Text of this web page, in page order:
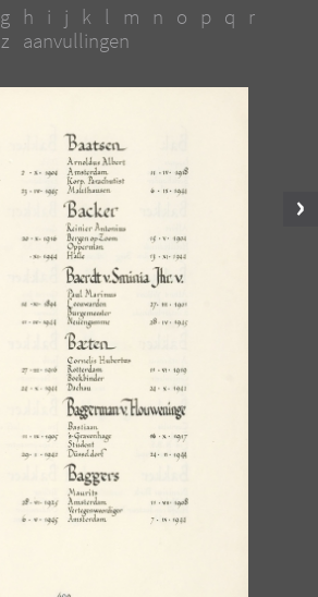
g h i j k l m n o p q r
z aanvullingen